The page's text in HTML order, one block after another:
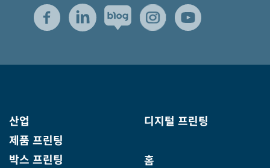
산업
제품 프린팅
박스 프린팅
디지털 프린팅
홈